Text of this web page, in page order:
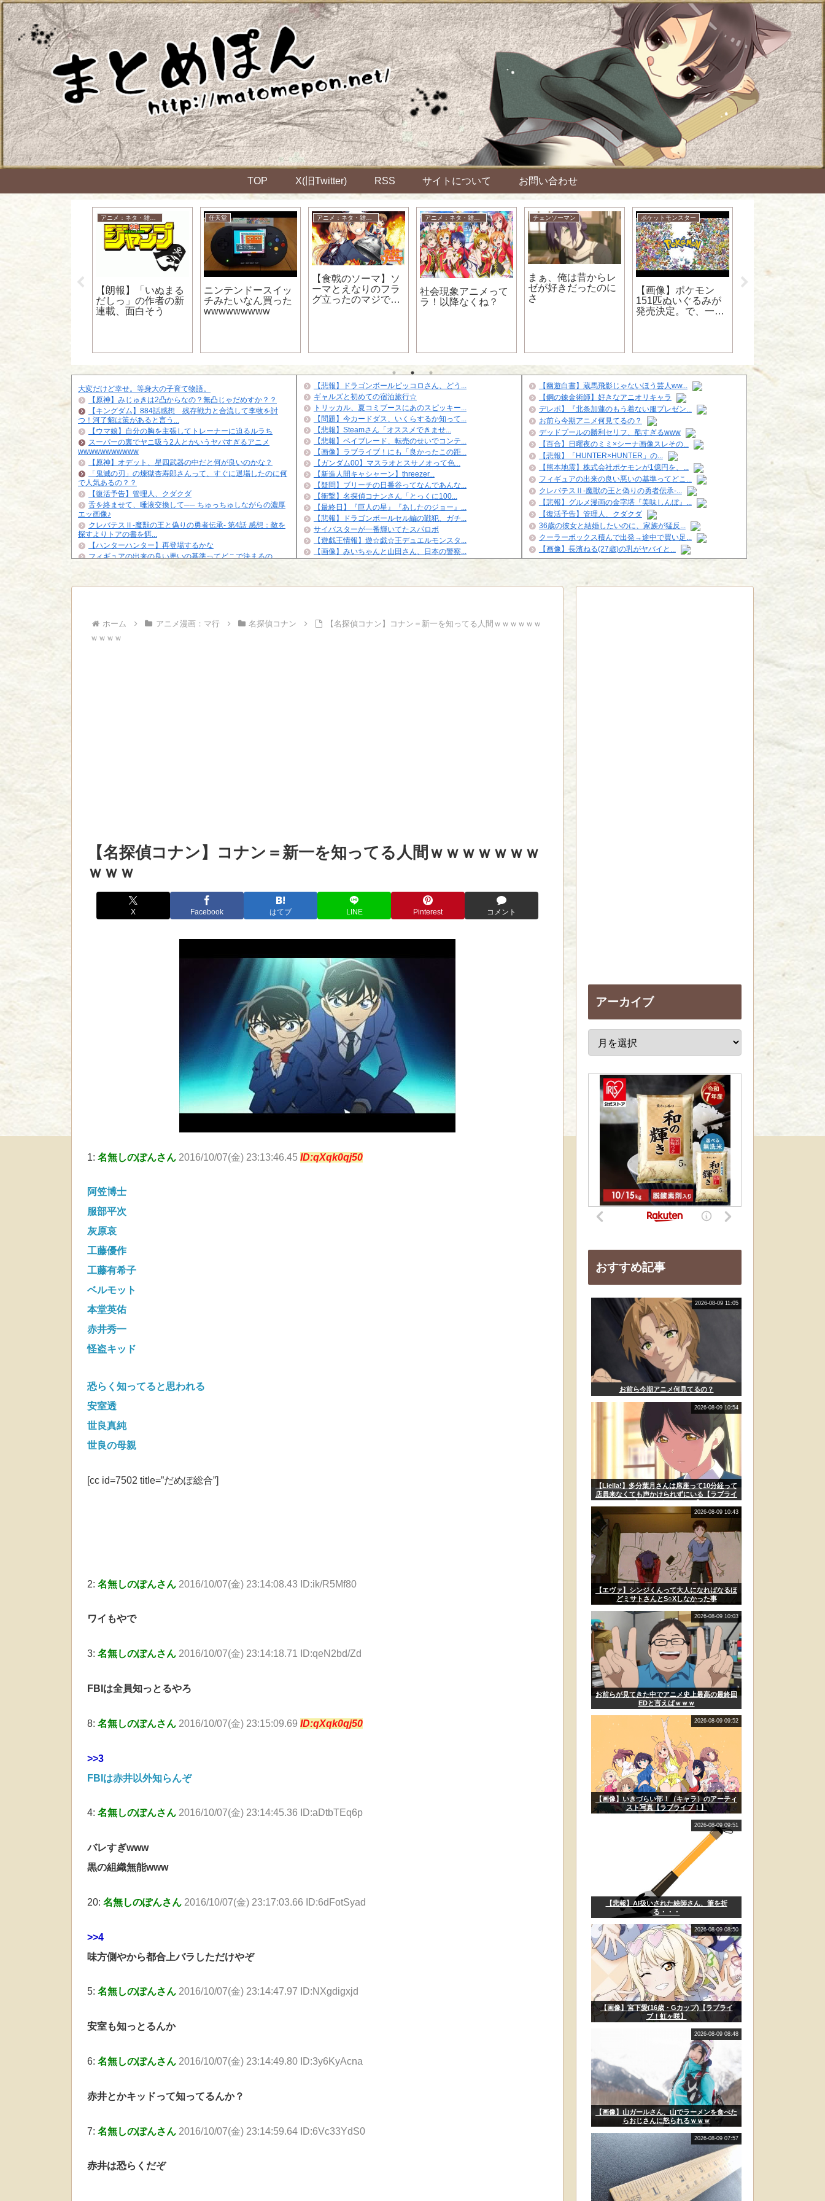
TOP X(旧Twitter) RSS サイトについて お問い合わせ
【朗報】「いぬまる
だしっ」の作者の新
連載、面白そう
任天堂
ニンテンドースイッ
チみたいなん買った
wwwwwwwww
【食戟のソーマ】ソ
ーマとえなりのフラ
グ立ったのマジで意
社会現象アニメって
ラ！以降なくね？
チェンソーマン
まぁ、俺は昔からレ
ゼが好きだったのに
さ
ポケットモンスター
【画像】ポケモン
151匹ぬいぐるみが
発売決定。で、一番
大変だけど幸せ。等身大の子育て物語。
【原神】みじゅきは2凸からなの？無凸じゃだめすか？？
【キングダム】884話感想 残存戦力と合流して李牧を討
つ！河了貂は策があると言う...
【ウマ娘】自分の胸を主張してトレーナーに迫るルラち
スーパーの裏でヤニ吸う2人とかいうヤバすぎるアニメ
wwwwwwwwwww
【原神】オデット、星四武器の中だと何が良いのかな？
「鬼滅の刃」の煉獄杏寿郎さんって、すぐに退場したのに何
で人気あるの？？
【復活予告】管理人、クダクダ
舌を絡ませて、唾液交換して── ちゅっちゅしながらの濃厚
エッ画像♪
クレバテスⅡ-魔獣の王と偽りの勇者伝承- 第4話 感想：敵を
探すよりトアの書を餌...
【ハンターハンター】再登場するかな
フィギュアの出来の良い悪いの基準ってどこで決まるの
ジャンプで綺麗に終わった名作ないよな
【悲報】ドラゴンボールピッコロさん、どう...
ギャルズと初めての宿泊旅行☆
トリッカル、夏コミブースにあのスピッキー...
【問題】今カードダス、いくらするか知って...
【悲報】Steamさん「オススメできませ...
【悲報】ベイブレード、転売のせいでコンテ...
【画像】ラブライブ！にも「良かったこの距...
【ガンダム00】マスラオとスサノオって色...
【新造人間キャシャーン】threezer...
【疑問】ブリーチの日番谷ってなんであんな...
【衝撃】名探偵コナンさん「とっくに100...
【最終日】『巨人の星』『あしたのジョー』...
【悲報】ドラゴンボールセル編の戦犯、ガチ...
サイバスターが一番輝いてたスパロボ
【遊戯王情報】遊☆戯☆王デュエルモンスタ...
【画像】みいちゃんと山田さん、日本の警察...
Powered by livedoor 相互RSS
【幽遊白書】蔵馬飛影じゃないほう芸人ww...
【鋼の錬金術師】好きなアニオリキャラ
デレポ】『北条加蓮のもう着ない服プレゼン...
お前ら今期アニメ何見てるの？
デッドプールの勝利セリフ、酷すぎるwww
【百合】日曜夜のミミ×シーナ画像スレその...
【悲報】「HUNTER×HUNTER」の...
【熊本地震】株式会社ポケモンが1億円を、...
フィギュアの出来の良い悪いの基準ってどこ...
クレバテスⅡ-魔獣の王と偽りの勇者伝承-...
【悲報】グルメ漫画の金字塔『美味しんぼ』...
【復活予告】管理人、クダクダ
36歳の彼女と結婚したいのに、家族が猛反...
クーラーボックス積んで出発→途中で買い足...
【画像】長濱ねる(27歳)の乳がヤバイと...
ホーム アニメ漫画：マ行 名探偵コナン
【名探偵コナン】コナン＝新一を知ってる人間ｗｗｗｗｗｗ
ｗｗｗｗ
【名探偵コナン】コナン＝新一を知ってる人間ｗｗｗｗｗｗｗ
ｗｗｗ
X Facebook はてブ LINE Pinterest コメント
1: 名無しのぽんさん 2016/10/07(金) 23:13:46.45 ID:qXqk0qj50
阿笠博士
服部平次
灰原哀
工藤優作
工藤有希子
ベルモット
本堂英佑
赤井秀一
怪盗キッド
恐らく知ってると思われる
安室透
世良真純
世良の母親
[cc id=7502 title=”だめぽ総合”]
2: 名無しのぽんさん 2016/10/07(金) 23:14:08.43 ID:ik/R5Mf80
ワイもやで
3: 名無しのぽんさん 2016/10/07(金) 23:14:18.71 ID:qeN2bd/Zd
FBIは全員知っとるやろ
8: 名無しのぽんさん 2016/10/07(金) 23:15:09.69 ID:qXqk0qj50
>>3
FBIは赤井以外知らんぞ
4: 名無しのぽんさん 2016/10/07(金) 23:14:45.36 ID:aDtbTEq6p
バレすぎwww
黒の組織無能www
20: 名無しのぽんさん 2016/10/07(金) 23:17:03.66 ID:6dFotSyad
>>4
味方側やから都合上バラしただけやぞ
5: 名無しのぽんさん 2016/10/07(金) 23:14:47.97 ID:NXgdigxjd
安室も知っとるんか
6: 名無しのぽんさん 2016/10/07(金) 23:14:49.80 ID:3y6KyAcna
赤井とかキッドって知ってるんか？
7: 名無しのぽんさん 2016/10/07(金) 23:14:59.64 ID:6Vc33YdS0
赤井は恐らくだぞ
アーカイブ
おすすめ記事
お前ら今期アニメ何見てるの？
2026-08-09 11:05
【Liella!】多分葉月さんは席座って10分経って
店員来なくても声かけられずにいる【ラブライ
2026-08-09 10:54
【エヴァ】シンジくんって大人になればなるほ
どミサトさんとS○Xしなかった事
2026-08-09 10:43
お前らが見てきた中でアニメ史上最高の最終回
EDと言えばｗｗｗ
2026-08-09 10:03
【画像】いきづらい部！（キャラ）のアーティ
スト写真【ラブライブ！】
2026-08-09 09:52
【悲報】AI扱いされた絵師さん、筆を折
る・・・
2026-08-09 09:51
【画像】宮下愛(16歳・Gカップ)【ラブライ
ブ！虹ヶ咲】
2026-08-09 08:50
【画像】山ガールさん、山でラーメンを食べた
らおじさんに怒られるｗｗｗ
2026-08-09 08:48
2026-08-09 07:57